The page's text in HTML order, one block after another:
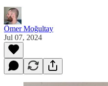
Ömer Moğultay
Jul 07, 2024